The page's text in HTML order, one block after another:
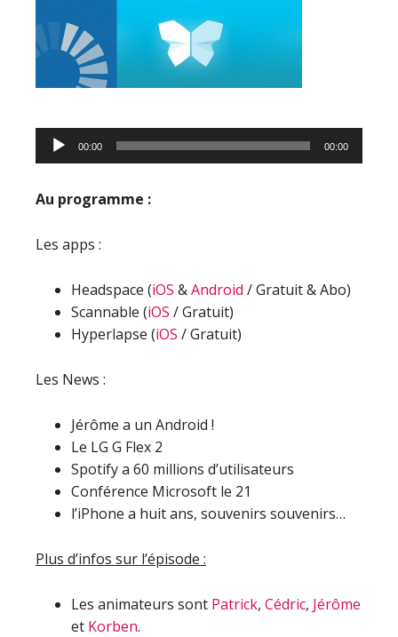
Lecteur
audio
00:00 00:00
Au programme :
Les apps :
Headspace (iOS &Android / Gratuit & Abo)
Scannable (iOS / Gratuit)
Hyperlapse (iOS / Gratuit)
Les News :
Jérôme a un Android !
Le LG G Flex 2
Spotify a 60 millions d’utilisateurs
Conférence Microsoft le 21
l’iPhone a huit ans, souvenirs souvenirs…
Plus d’infos sur l’épisode :
Les animateurs sont Patrick, Cédric, Jérôme
et Korben.